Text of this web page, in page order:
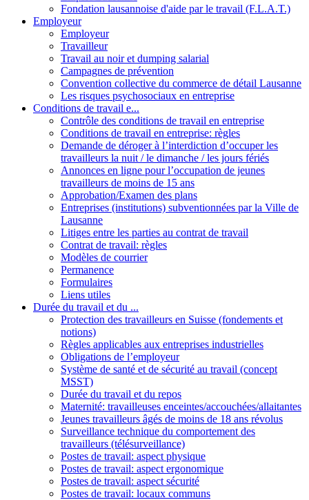
Fondation lausannoise d'aide par le travail (F.L.A.T.)
Employeur
Employeur
Travailleur
Travail au noir et dumping salarial
Campagnes de prévention
Convention collective du commerce de détail Lausanne
Les risques psychosociaux en entreprise
Conditions de travail e...
Contrôle des conditions de travail en entreprise
Conditions de travail en entreprise: règles
Demande de déroger à l’interdiction d’occuper les
travailleurs la nuit / le dimanche / les jours fériés
Annonces en ligne pour l’occupation de jeunes
travailleurs de moins de 15 ans
Approbation/Examen des plans
Entreprises (institutions) subventionnées par la Ville de
Lausanne
Litiges entre les parties au contrat de travail
Contrat de travail: règles
Modèles de courrier
Permanence
Formulaires
Liens utiles
Durée du travail et du ...
Protection des travailleurs en Suisse (fondements et
notions)
Règles applicables aux entreprises industrielles
Obligations de l’employeur
Système de santé et de sécurité au travail (concept
MSST)
Durée du travail et du repos
Maternité: travailleuses enceintes/accouchées/allaitantes
Jeunes travailleurs âgés de moins de 18 ans révolus
Surveillance technique du comportement des
travailleurs (télésurveillance)
Postes de travail: aspect physique
Postes de travail: aspect ergonomique
Postes de travail: aspect sécurité
Postes de travail: locaux communs